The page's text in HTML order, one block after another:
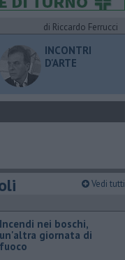
di Riccardo Ferrucci
INCONTRI
D'ARTE
Vedi tutti
Incendi nei boschi,
un'altra giornata di
fuoco